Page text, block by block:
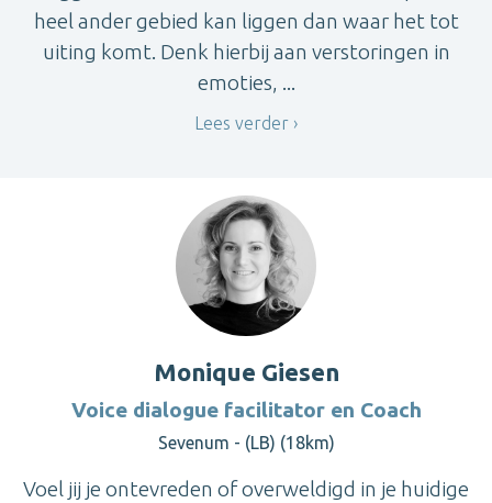
heel ander gebied kan liggen dan waar het tot
uiting komt. Denk hierbij aan verstoringen in
emoties, ...
Lees verder
Monique Giesen
Voice dialogue facilitator en Coach
Sevenum - (LB) (18km)
Voel jij je ontevreden of overweldigd in je huidige